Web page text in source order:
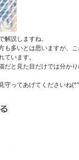
説しますね。
も多いとは思いますが、
ています。
だと見た目だけでは分か
守ってあげてくださいね